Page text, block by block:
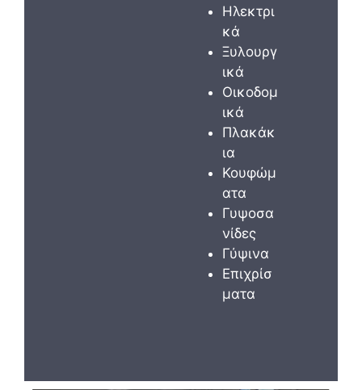
Ηλεκτρι
κά
Ξυλουργ
ικά
Οικοδομ
ικά
Πλακάκ
ια
Κουφώμ
ατα
Γυψοσα
νίδες
Γύψινα
Επιχρίσ
ματα